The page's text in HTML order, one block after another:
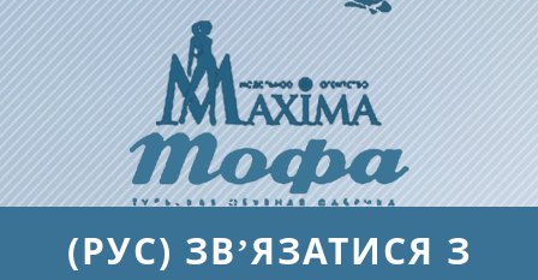
(РУС) ЗВ’ЯЗАТИСЯ З